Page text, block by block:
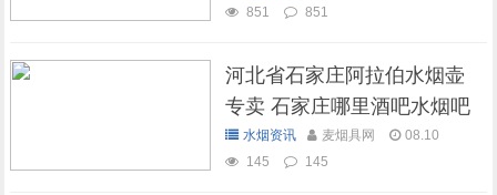
851
851
河北省石家庄阿拉伯水烟壶
专卖 石家庄哪里酒吧水烟吧
可以抽水烟
水烟资讯 麦烟具网
08.10
145
145